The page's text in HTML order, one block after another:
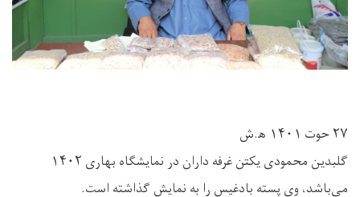
۲۷ حوت ۱۴۰۱ ه‍.ش
گلبدین محمودی یکتن غرفه داران در نمایشگاه بهاری ۱۴۰۲
می‌باشد، وی پسته بادغیس را به نمایش گذاشته است.